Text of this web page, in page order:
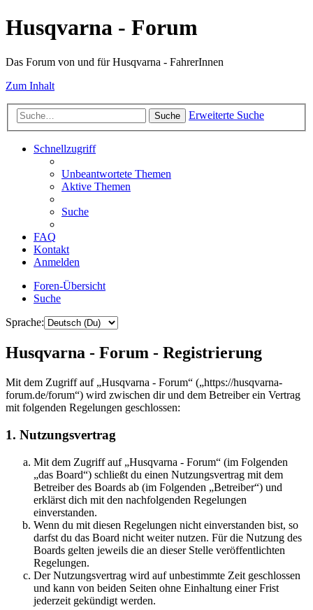
Husqvarna - Forum
Das Forum von und für Husqvarna - FahrerInnen
Zum Inhalt
Suche Erweiterte Suche
Schnellzugriff
Unbeantwortete Themen
Aktive Themen
Suche
FAQ
Kontakt
Anmelden
Foren-Übersicht
Suche
Sprache:
Husqvarna - Forum - Registrierung
Mit dem Zugriff auf „Husqvarna - Forum“ („https://husqvarna-
forum.de/forum“) wird zwischen dir und dem Betreiber ein Vertrag
mit folgenden Regelungen geschlossen:
1. Nutzungsvertrag
Mit dem Zugriff auf „Husqvarna - Forum“ (im Folgenden
„das Board“) schließt du einen Nutzungsvertrag mit dem
Betreiber des Boards ab (im Folgenden „Betreiber“) und
erklärst dich mit den nachfolgenden Regelungen
einverstanden.
Wenn du mit diesen Regelungen nicht einverstanden bist, so
darfst du das Board nicht weiter nutzen. Für die Nutzung des
Boards gelten jeweils die an dieser Stelle veröffentlichten
Regelungen.
Der Nutzungsvertrag wird auf unbestimmte Zeit geschlossen
und kann von beiden Seiten ohne Einhaltung einer Frist
jederzeit gekündigt werden.